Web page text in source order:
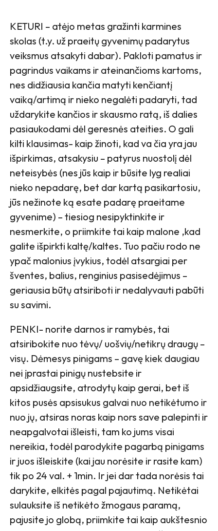
KETURI – atėjo metas gražinti karmines
skolas (t.y. už praeitų gyvenimų padarytus
veiksmus atsakyti dabar). Pakloti pamatus ir
pagrindus vaikams ir ateinančioms kartoms,
nes didžiausia kančia matyti kenčiantį
vaiką/artimą ir nieko negalėti padaryti, tad
uždarykite kančios ir skausmo ratą, iš dalies
pasiaukodami dėl geresnės ateities. O gali
kilti klausimas- kaip žinoti, kad va čia yra jau
išpirkimas, atsakysiu – patyrus nuostolį dėl
neteisybės (nes jūs kaip ir būsite lyg realiai
nieko nepadarę, bet dar kartą pasikartosiu,
jūs nežinote ką esate padarę praeitame
gyvenime) – tiesiog nesipyktinkite ir
nesmerkite, o priimkite tai kaip malone ,kad
galite išpirkti kaltę/kaltes. Tuo pačiu rodo ne
ypač malonius įvykius, todėl atsargiai per
šventes, balius, renginius pasisedėjimus –
geriausia būtų atsiriboti ir nedalyvauti pabūti
su savimi.
PENKI- norite darnos ir ramybės, tai
atsiribokite nuo tėvų/ uošvių/netikrų draugų –
visų. Dėmesys pinigams – gavę kiek daugiau
nei įprastai pinigų nustebsite ir
apsidžiaugsite, atrodytų kaip gerai, bet iš
kitos pusės apsisukus galvai nuo netikėtumo ir
nuo jų, atsiras noras kaip nors save palepinti ir
neapgalvotai išleisti, tam ko jums visai
nereikia, todėl parodykite pagarbą pinigams
ir juos išleiskite (kai jau norėsite ir rasite kam)
tik po 24 val. + 1min. Ir jei dar tada norėsis tai
darykite, elkitės pagal pajautimą. Netikėtai
sulauksite iš netikėto žmogaus paramą,
pajusite jo globą, priimkite tai kaip aukštesnio